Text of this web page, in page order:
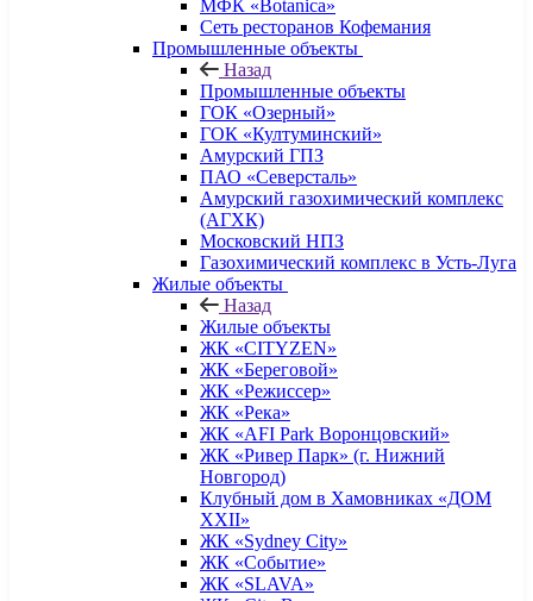
МФК «Botanica»
Сеть ресторанов Кофемания
Промышленные объекты
Назад
Промышленные объекты
ГОК «Озерный»
ГОК «Култуминский»
Амурский ГПЗ
ПАО «Северсталь»
Амурский газохимический комплекс
(АГХК)
Московский НПЗ
Газохимический комплекс в Усть-Луга
Жилые объекты
Назад
Жилые объекты
ЖК «CITYZEN»
ЖК «Береговой»
ЖК «Режиссер»
ЖК «Река»
ЖК «AFI Park Воронцовский»
ЖК «Ривер Парк» (г. Нижний
Новгород)
Клубный дом в Хамовниках «ДОМ
XXII»
ЖК «Sydney City»
ЖК «Событие»
ЖК «SLAVA»